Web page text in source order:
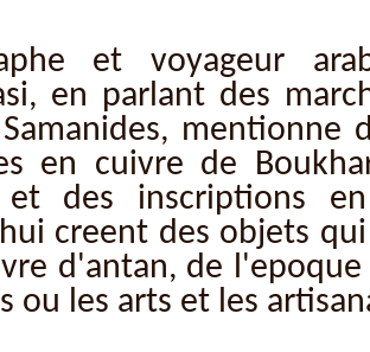
et voyageur
en parlant des
mentionne
en cuivre de
et des inscriptions
creent des objets
d'antan, de l'epoque
ou les arts et les